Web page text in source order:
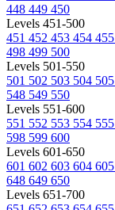
448 449 450
Levels 451-500
451 452 453 454 455
498 499 500
Levels 501-550
501 502 503 504 505
548 549 550
Levels 551-600
551 552 553 554 555
598 599 600
Levels 601-650
601 602 603 604 605
648 649 650
Levels 651-700